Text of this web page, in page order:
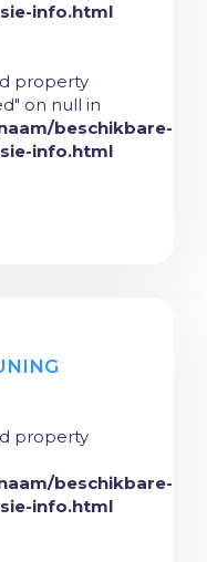
info.html
property
on null in
beschikbare-
info.html
property
beschikbare-
info.html